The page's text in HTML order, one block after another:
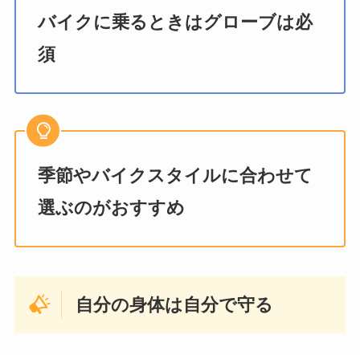
バイクに乗るときはグローブは必
須
季節やバイクスタイルに合わせて
選ぶのがおすすめ
自分の身体は自分で守る